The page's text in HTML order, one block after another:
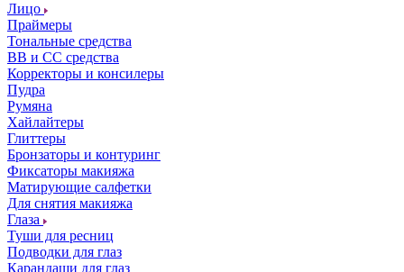
Лицо
Праймеры
Тональные средства
ВВ и СС средства
Корректоры и консилеры
Пудра
Румяна
Хайлайтеры
Глиттеры
Бронзаторы и контуринг
Фиксаторы макияжа
Матирующие салфетки
Для снятия макияжа
Глаза
Туши для ресниц
Подводки для глаз
Карандаши для глаз